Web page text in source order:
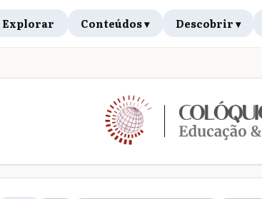
Explorar Conteúdos ▾ Descobrir ▾